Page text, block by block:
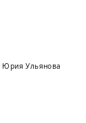
Юрия Ульянова